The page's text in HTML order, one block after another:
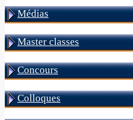
Médias
Master classes
Concours
Colloques